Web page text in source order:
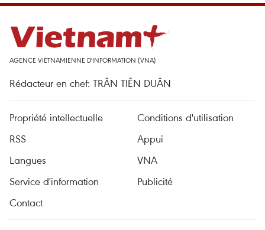
AGENCE VIETNAMIENNE D'INFORMATION (VNA)
Rédacteur en chef: TRÂN TIÊN DUÂN
Propriété intellectuelle
Conditions d'utilisation
RSS
Appui
Langues
VNA
Service d'information
Publicité
Contact